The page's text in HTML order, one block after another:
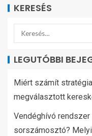
KERESÉS
LEGUTÓBBI
Miért számít
megválasztott
Vendéghívó
sorszámosztó?